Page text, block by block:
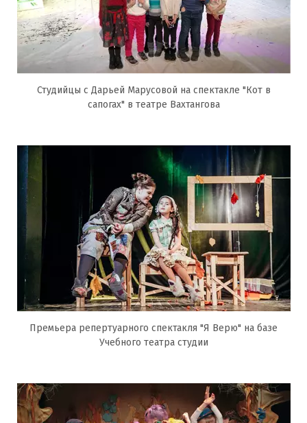
Студийцы с Дарьей Марусовой на спектакле "Кот в
сапогах" в театре Вахтангова
Премьера репертуарного спектакля "Я Верю" на базе
Учебного театра студии